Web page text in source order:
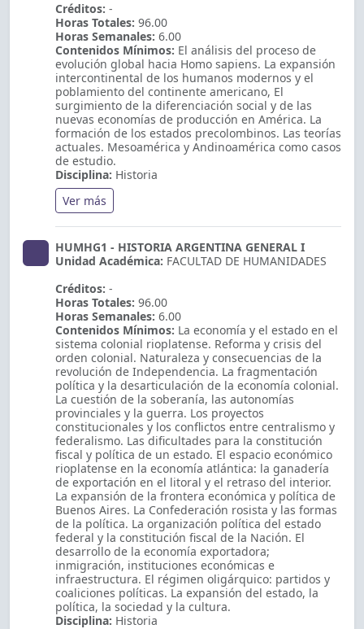
Créditos: -
Horas Totales: 96.00
Horas Semanales: 6.00
Contenidos Mínimos: El análisis del proceso de
evolución global hacia Homo sapiens. La expansión
intercontinental de los humanos modernos y el
poblamiento del continente americano, El
surgimiento de la diferenciación social y de las
nuevas economías de producción en América. La
formación de los estados precolombinos. Las teorías
actuales. Mesoamérica y Andinoamérica como casos
de estudio.
Disciplina: Historia
Ver más
HUMHG1 - HISTORIA ARGENTINA GENERAL I
Unidad Académica: FACULTAD DE HUMANIDADES
Créditos: -
Horas Totales: 96.00
Horas Semanales: 6.00
Contenidos Mínimos: La economía y el estado en el
sistema colonial rioplatense. Reforma y crisis del
orden colonial. Naturaleza y consecuencias de la
revolución de Independencia. La fragmentación
política y la desarticulación de la economía colonial.
La cuestión de la soberanía, las autonomías
provinciales y la guerra. Los proyectos
constitucionales y los conflictos entre centralismo y
federalismo. Las dificultades para la constitución
fiscal y política de un estado. El espacio económico
rioplatense en la economía atlántica: la ganadería
de exportación en el litoral y el retraso del interior.
La expansión de la frontera económica y política de
Buenos Aires. La Confederación rosista y las formas
de la política. La organización política del estado
federal y la constitución fiscal de la Nación. El
desarrollo de la economía exportadora;
inmigración, instituciones económicas e
infraestructura. El régimen oligárquico: partidos y
coaliciones políticas. La expansión del estado, la
política, la sociedad y la cultura.
Disciplina: Historia